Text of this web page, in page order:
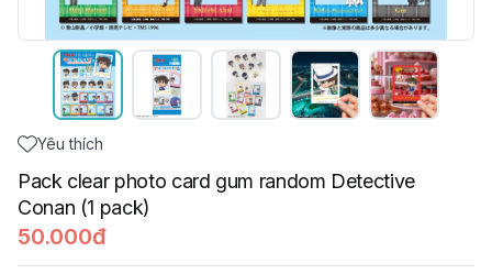
Yêu thích
Pack clear photo card gum random Detective
Conan (1 pack)
50.000đ